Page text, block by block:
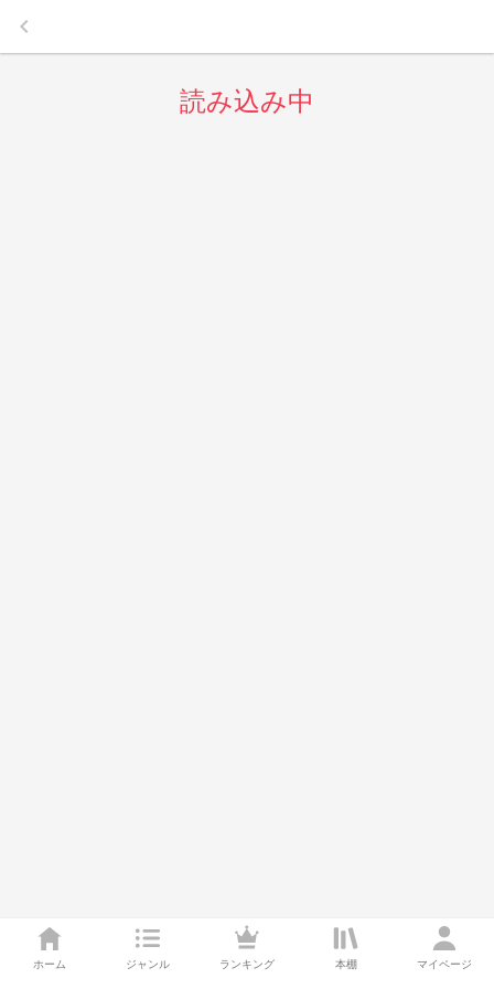
ホーム ジャンル ランキング 本棚 マイページ
keyboard_arrow_left
読み込み中